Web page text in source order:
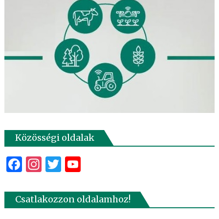
Közösségi oldalak
Facebook
Instagram
Twitter
YouTube
Csatlakozzon oldalamhoz!